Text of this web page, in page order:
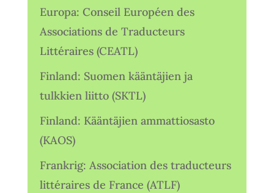
Europa: Conseil Européen des
Associations de Traducteurs
Littéraires (CEATL)
Finland: Suomen kääntäjien ja
tulkkien liitto (SKTL)
Finland: Kääntäjien ammattiosasto
(KAOS)
Frankrig: Association des traducteurs
littéraires de France (ATLF)